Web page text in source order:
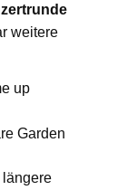
weitere
up
Garden
längere